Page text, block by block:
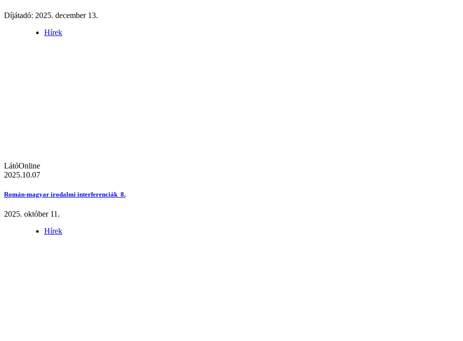
Díjátadó: 2025. december 13.
Hírek
LátóOnline
2025.10.07
Román-magyar irodalmi interferenciák 8.
2025. október 11.
Hírek